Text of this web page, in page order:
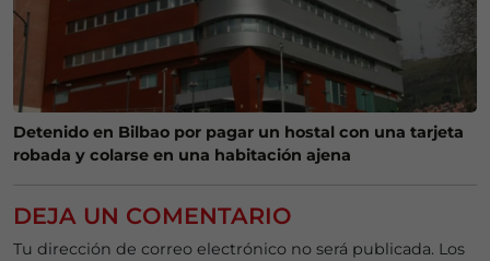
Detenido en Bilbao por pagar un hostal con una tarjeta
robada y colarse en una habitación ajena
DEJA UN COMENTARIO
Tu dirección de correo electrónico no será publicada. Los